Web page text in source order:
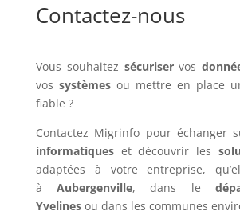
Contactez-nous
Vous souhaitez sécuriservos
vos systèmesou mettre en place
fiable ?
Contactez Migrinfo pour échanger
informatiqueset découvrir les
adaptées à votre entreprise,
àAubergenville, dans le
Yvelinesou dans les communes